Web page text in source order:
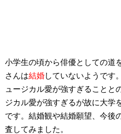
小学生の頃から俳優としての道
さんは結婚していないようです
ュージカル愛が強すぎることと
ジカル愛が強すぎるが故に大学
です。結婚観や結婚願望、今後
査してみました。